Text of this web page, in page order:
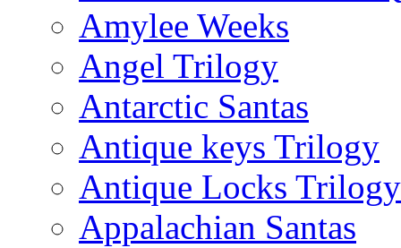
Amylee Weeks
Angel Trilogy
Antarctic Santas
Antique keys Trilogy
Antique Locks Trilogy
Appalachian Santas